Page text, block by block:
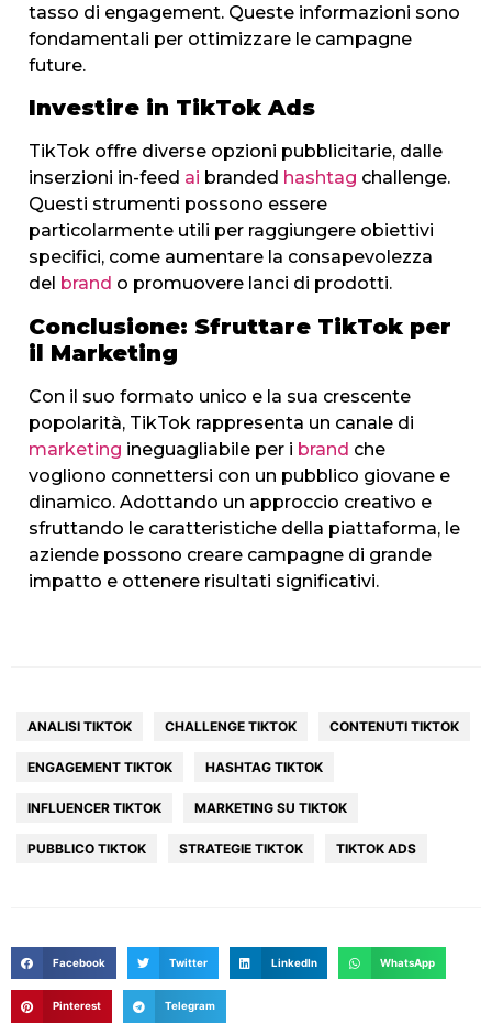
tasso di engagement. Queste informazioni sono
fondamentali per ottimizzare le campagne
future.
Investire in TikTok Ads
TikTok offre diverse opzioni pubblicitarie, dalle
inserzioni in-feed ai branded hashtag challenge.
Questi strumenti possono essere
particolarmente utili per raggiungere obiettivi
specifici, come aumentare la consapevolezza
del brand o promuovere lanci di prodotti.
Conclusione: Sfruttare TikTok per
il Marketing
Con il suo formato unico e la sua crescente
popolarità, TikTok rappresenta un canale di
marketing ineguagliabile per i brand che
vogliono connettersi con un pubblico giovane e
dinamico. Adottando un approccio creativo e
sfruttando le caratteristiche della piattaforma, le
aziende possono creare campagne di grande
impatto e ottenere risultati significativi.
ANALISI TIKTOK CHALLENGE TIKTOK CONTENUTI TIKTOK
ENGAGEMENT TIKTOK HASHTAG TIKTOK
INFLUENCER TIKTOK MARKETING SU TIKTOK
PUBBLICO TIKTOK STRATEGIE TIKTOK TIKTOK ADS
Facebook Twitter LinkedIn WhatsApp
Pinterest Telegram
AGENZIA
CONTATTI